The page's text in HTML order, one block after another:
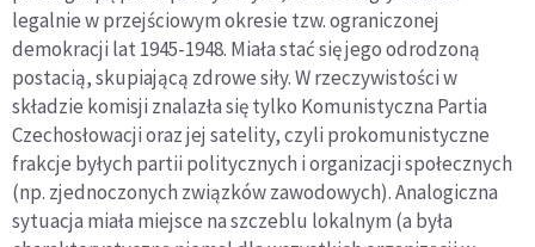
legalnie w przejściowym okresie tzw. ograniczonej
demokracji lat 1945-1948. Miała stać się jegoodrodzoną
postacią, skupiającą zdrowe siły.W rzeczywistości w
składzie komisji znalazła się tylko Komunistyczna Partia
Czechosłowacji oraz jej satelity, czyli prokomunistyczne
frakcje byłych partii politycznych i organizacji społecznych
(np. zjednoczonych związków zawodowych). Analogiczna
sytuacja miała miejsce na szczeblu lokalnym (a była